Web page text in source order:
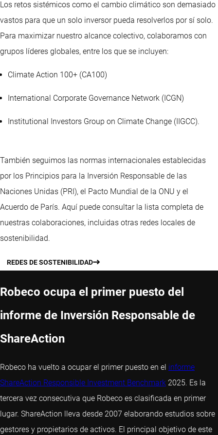
Los retos sistémicos como el cambio climático son demasiado
vastos para que un solo inversor pueda resolverlos por sí solo.
Para maximizar nuestro alcance colectivo, colaboramos con
grupos líderes globales, entre los que se incluyen:
Climate Action 100+ (CA100)
International Corporate Governance Network (ICGN)
Institutional Investors Group on Climate Change (IIGCC).
También seguimos las normas internacionales establecidas
por los Principios para la Inversión Responsable de las
Naciones Unidas (PRI), el Pacto Mundial de la ONU y el
Acuerdo de París. Aquí puede consultar la lista completa de
nuestras colaboraciones, incluidas otras redes locales de
sostenibilidad.
REDES DE SOSTENIBILIDAD
Robeco ocupa el primer puesto del
informe de Inversión Responsable de
ShareAction
Robeco ha vuelto a ocupar el primer puesto en el informe
ShareAction Responsible Investment Benchmark 2025. Es la
tercera vez consecutiva que Robeco es clasificada en primer
lugar. ShareAction lleva desde 2007 elaborando estudios sobre
gestores y propietarios de activos. El principal objetivo de este